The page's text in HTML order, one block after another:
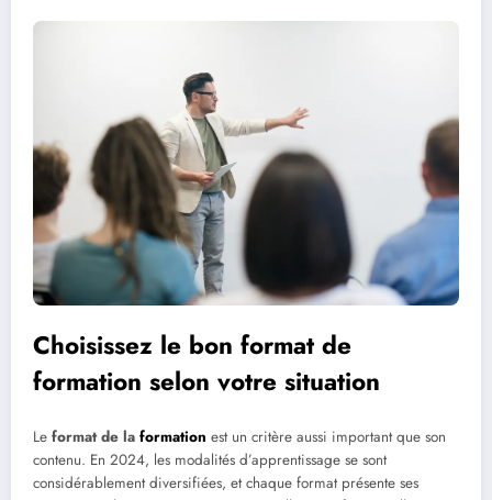
Choisissez le bon format de
formation selon votre situation
Le format de la formation est un critère aussi important que son
contenu. En 2024, les modalités d’apprentissage se sont
considérablement diversifiées, et chaque format présente ses